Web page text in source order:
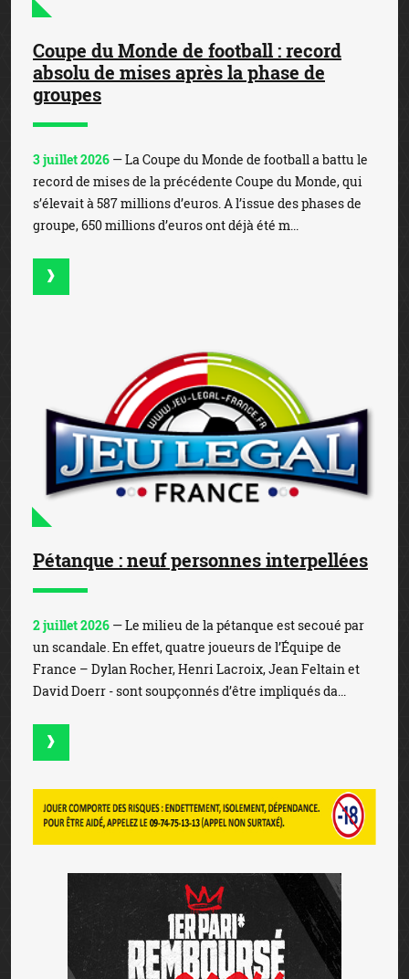
Coupe du Monde de football : record
absolu de mises après la phase de
groupes
3 juillet 2026 — La Coupe du Monde de football a battu le
record de mises de la précédente Coupe du Monde, qui
s’élevait à 587 millions d’euros. A l’issue des phases de
groupe, 650 millions d’euros ont déjà été m...
Pétanque : neuf personnes interpellées
2 juillet 2026 — Le milieu de la pétanque est secoué par
un scandale. En effet, quatre joueurs de l’Équipe de
France – Dylan Rocher, Henri Lacroix, Jean Feltain et
David Doerr - sont soupçonnés d’être impliqués da...